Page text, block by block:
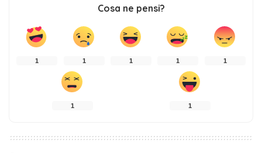
Cosa ne pensi?
1 1 1 1 1
1 1